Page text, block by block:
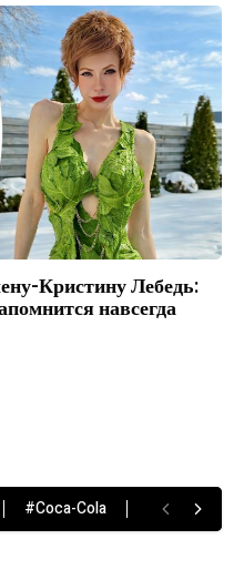
Кристину Лебедь:
навсегда
#Coca-Cola #Hip-Hop